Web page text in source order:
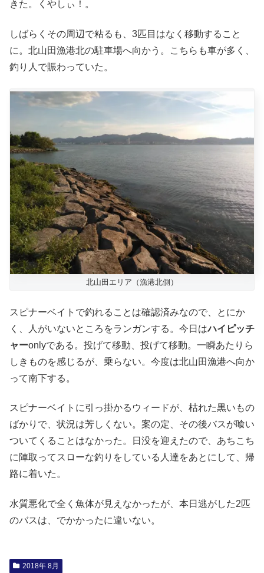
きた。くやしぃ！。
しばらくその周辺で粘るも、3匹目はなく移動すること
に。北山田漁港北の駐車場へ向かう。こちらも車が多く、
釣り人で賑わっていた。
北山田エリア（漁港北側）
スピナーベイトで釣れることは確認済みなので、とにか
く、人がいないところをランガンする。今日はハイピッチ
ャーonlyである。投げて移動、投げて移動。一瞬あたりら
しきものを感じるが、乗らない。今度は北山田漁港へ向か
って南下する。
スピナーベイトに引っ掛かるウィードが、枯れた黒いもの
ばかりで、状況は芳しくない。案の定、その後バスが喰い
ついてくることはなかった。日没を迎えたので、あちこち
に陣取ってスローな釣りをしている人達をあとにして、帰
路に着いた。
水質悪化で全く魚体が見えなかったが、本日逃がした2匹
のバスは、でかかったに違いない。
2018年 8月